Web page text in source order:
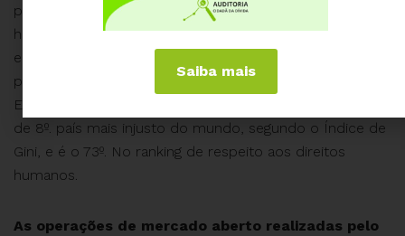
para explicar o elevado patamar dos juros praticados
historicamente no Brasil. O discurso de que é preciso
elevar ainda mais os juros para combater inflação visa
perpetuar a concentração de renda no Brasil – 7ª.
Economia mundial – que ocupa a vergonhosa posição
de 8º. país mais injusto do mundo, segundo o Índice de
Gini, e é o 73º. No ranking de respeito aos direitos
humanos.
As operações de mercado aberto realizadas pelo
Saiba mais